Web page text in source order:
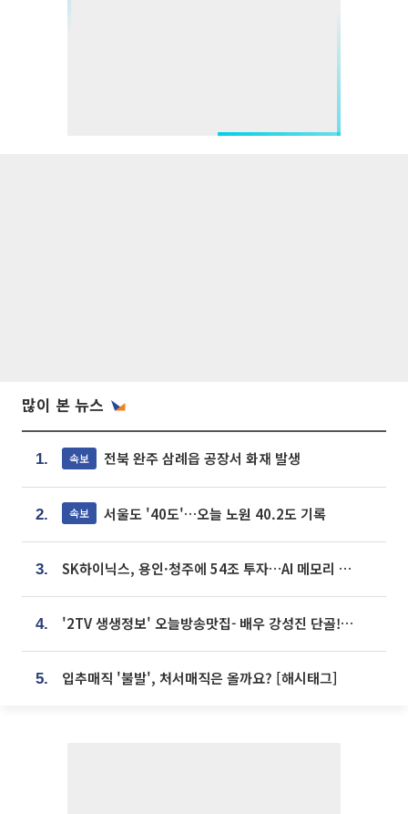
많이 본 뉴스
1. 속보 전북 완주 삼례읍 공장서 화재 발생
2. 속보 서울도 '40도'…오늘 노원 40.2도 기록
3. SK하이닉스, 용인·청주에 54조 투자…AI 메모리 생산기지 키운다
4. '2TV 생생정보' 오늘방송맛집- 배우 강성진 단골! 쌀국수ㆍ푸팟퐁 커리 맛집 '블○○○'
5. 입추매직 '불발', 처서매직은 올까요? [해시태그]